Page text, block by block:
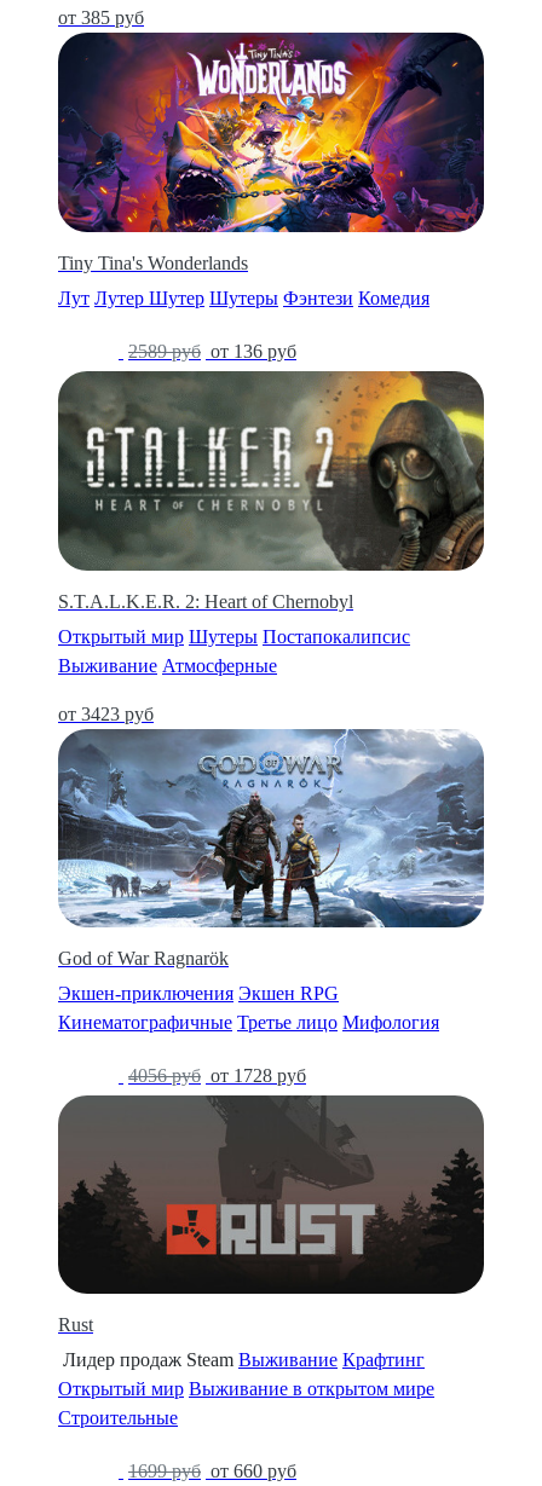
от 385 руб
Tiny Tina's Wonderlands
Лут Лутер Шутер Шутеры Фэнтези Комедия
2589 руб от 136 руб
S.T.A.L.K.E.R. 2: Heart of Chernobyl
Открытый мир Шутеры Постапокалипсис
Выживание Атмосферные
от 3423 руб
God of War Ragnarök
Экшен-приключения Экшен RPG
Кинематографичные Третье лицо Мифология
4056 руб от 1728 руб
Rust
Лидер продаж Steam Выживание Крафтинг
Открытый мир Выживание в открытом мире
Строительные
1699 руб от 660 руб